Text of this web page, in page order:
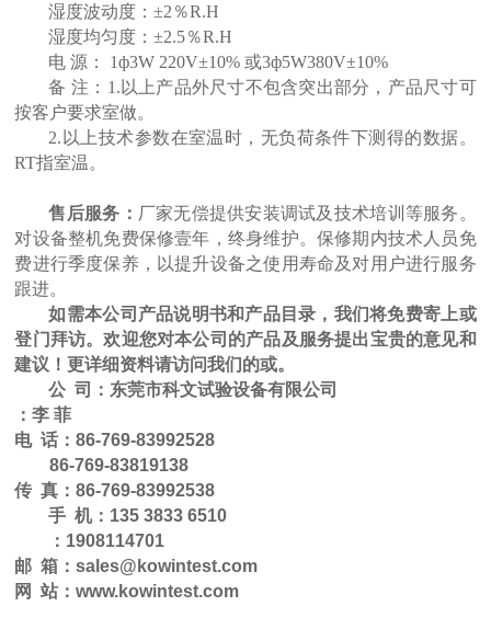
湿度波动度 ：±2％R.H
湿度均匀度 ：±2.5％R.H
电 源 ：
1ф3W 220V±10% 或3ф5W380V±10%
备 注 ： 1.以上产品外尺寸不包含突出部分，产品尺寸可
按客户要求室做。
2.以上技术参数在室温时，无负荷条件下测得的数据。
RT指室温。
售后服务： 厂家无偿提供安装调试及技术培训等服务。
对设备整机免费保修壹年，终身维护。保修期内技术人员免
费进行季度保养，以提升设备之使用寿命及对用户进行服务
跟进。
如需本公司产品说明书和产品目录，我们将免费寄上或
登门拜访。欢迎您对本公司的产品及服务提出宝贵的意见和
建议！更详细资料请访问我们的或。
公 司：东莞市科文试验设备有限公司
：李 菲
电 话：86-769-83992528
86-769-83819138
传 真：86-769-83992538
手 机：135 38336510
：1908114701
邮 箱：sales@kowintest.com
网 站：www.kowintest.com